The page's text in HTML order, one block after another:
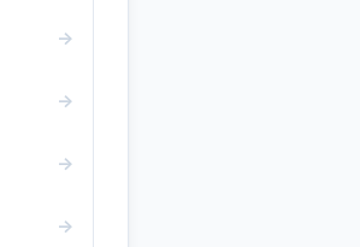
→
→
→
→